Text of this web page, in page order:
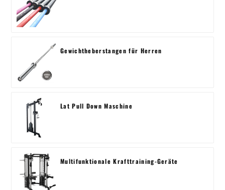
Gewichtheberstangen für Herren
Lat Pull Down Maschine
Multifunktionale Krafttraining-Geräte